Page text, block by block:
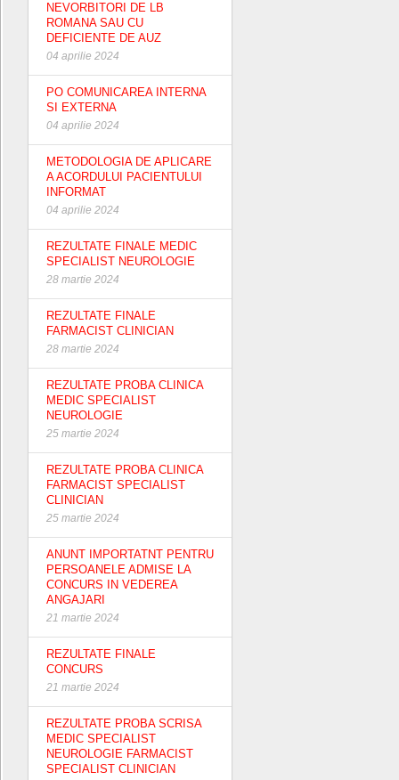
NEVORBITORI DE LB
ROMANA SAU CU
DEFICIENTE DE AUZ
04 aprilie 2024
PO COMUNICAREA INTERNA
SI EXTERNA
04 aprilie 2024
METODOLOGIA DE APLICARE
A ACORDULUI PACIENTULUI
INFORMAT
04 aprilie 2024
REZULTATE FINALE MEDIC
SPECIALIST NEUROLOGIE
28 martie 2024
REZULTATE FINALE
FARMACIST CLINICIAN
28 martie 2024
REZULTATE PROBA CLINICA
MEDIC SPECIALIST
NEUROLOGIE
25 martie 2024
REZULTATE PROBA CLINICA
FARMACIST SPECIALIST
CLINICIAN
25 martie 2024
ANUNT IMPORTATNT PENTRU
PERSOANELE ADMISE LA
CONCURS IN VEDEREA
ANGAJARI
21 martie 2024
REZULTATE FINALE
CONCURS
21 martie 2024
REZULTATE PROBA SCRISA
MEDIC SPECIALIST
NEUROLOGIE FARMACIST
SPECIALIST CLINICIAN